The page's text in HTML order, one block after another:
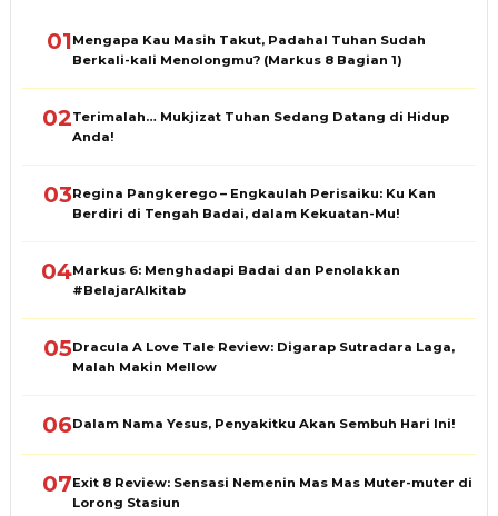
01Mengapa Kau Masih Takut, Padahal Tuhan Sudah
Berkali-kali Menolongmu? (Markus 8 Bagian 1)
02Terimalah… Mukjizat Tuhan Sedang Datang di Hidup
Anda!
03Regina Pangkerego – Engkaulah Perisaiku: Ku Kan
Berdiri di Tengah Badai, dalam Kekuatan-Mu!
04Markus 6: Menghadapi Badai dan Penolakkan
#BelajarAlkitab
05Dracula A Love Tale Review: Digarap Sutradara Laga,
Malah Makin Mellow
06Dalam Nama Yesus, Penyakitku Akan Sembuh Hari Ini!
07Exit 8 Review: Sensasi Nemenin Mas Mas Muter-muter di
Lorong Stasiun